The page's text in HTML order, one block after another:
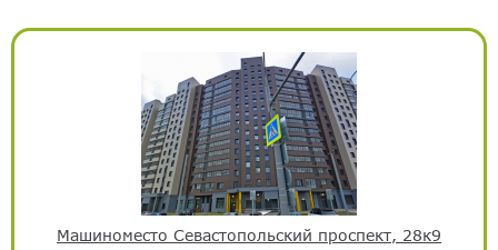
Машиноместо Севастопольский проспект, 28к9